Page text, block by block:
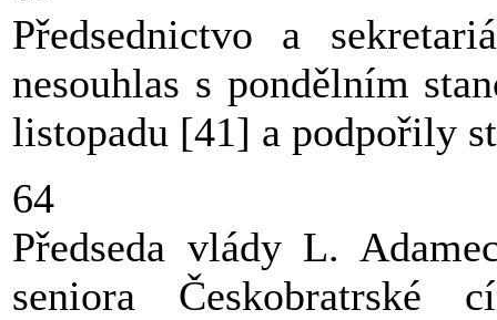
Předsednictvo a
nesouhlas s pondělním
listopadu [41] a podpořily
64
Předseda vlády L.
seniora Českobratrské